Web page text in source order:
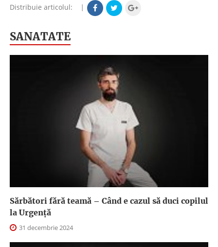
Distribuie articolul: |
SANATATE
Sărbători fără teamă – Când e cazul să duci copilul
la Urgență
31 decembrie 2024